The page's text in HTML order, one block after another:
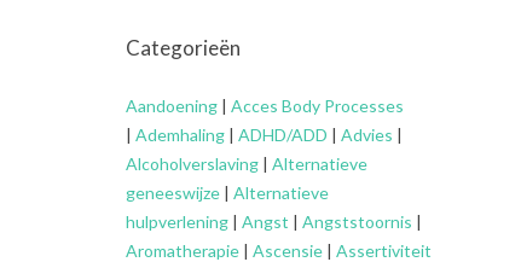
Categorieën
Aandoening | Acces Body Processes
| Ademhaling | ADHD/ADD | Advies |
Alcoholverslaving | Alternatieve
geneeswijze | Alternatieve
hulpverlening | Angst | Angststoornis |
Aromatherapie | Ascensie | Assertiviteit